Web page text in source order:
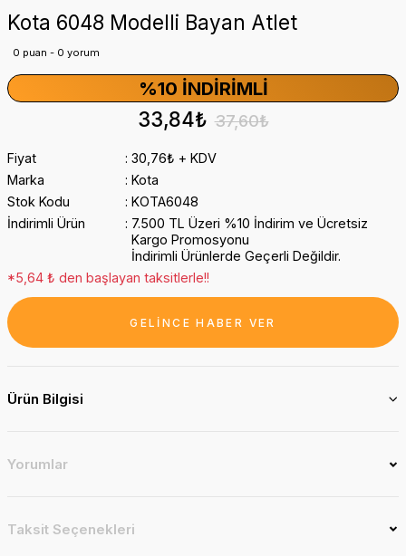
Kota 6048 Modelli Bayan Atlet
0 puan - 0 yorum
%10 İNDIRIMLI
33,84₺ 37,60₺
Fiyat
30,76₺ + KDV
Marka
Kota
Stok Kodu
KOTA6048
İndirimli Ürün
7.500 TL Üzeri %10 İndirim ve Ücretsiz
Kargo Promosyonu
İndirimli Ürünlerde Geçerli Değildir.
*5,64 ₺ den başlayan taksitlerle!!
GELİNCE HABER VER
Ürün Bilgisi
Yorumlar
Taksit Seçenekleri